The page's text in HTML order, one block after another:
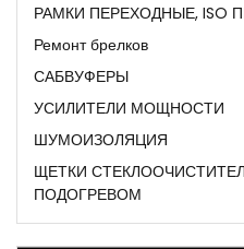
РАМКИ ПЕРЕХОДНЫЕ, ISO
Ремонт брелков
САБВУФЕРЫ
УСИЛИТЕЛИ МОЩНОСТИ
ШУМОИЗОЛЯЦИЯ
ЩЕТКИ
ПОДОГРЕВОМ